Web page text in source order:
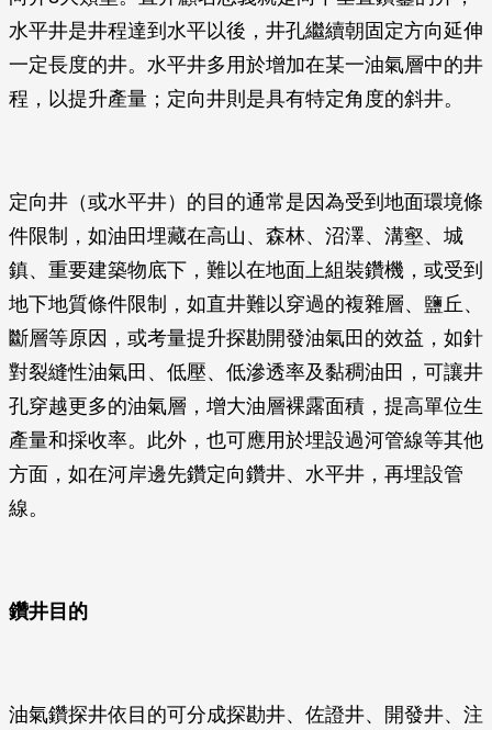
水平井是井程達到水平以後，井孔繼續朝固定方向延伸
一定長度的井。水平井多用於增加在某一油氣層中的井
程，以提升產量；定向井則是具有特定角度的斜井。
定向井（或水平井）的目的通常是因為受到地面環境條
件限制，如油田埋藏在高山、森林、沼澤、溝壑、城
鎮、重要建築物底下，難以在地面上組裝鑽機，或受到
地下地質條件限制，如直井難以穿過的複雜層、鹽丘、
斷層等原因，或考量提升探勘開發油氣田的效益，如針
對裂縫性油氣田、低壓、低滲透率及黏稠油田，可讓井
孔穿越更多的油氣層，增大油層裸露面積，提高單位生
產量和採收率。此外，也可應用於埋設過河管線等其他
方面，如在河岸邊先鑽定向鑽井、水平井，再埋設管
線。
鑽井目的
油氣鑽探井依目的可分成探勘井、佐證井、開發井、注